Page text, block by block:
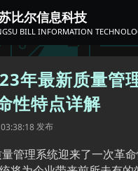
比尔信息科技
BILL INFORMATION
年最新质量管
性特点详解
发布
管理系统迎来了一次革